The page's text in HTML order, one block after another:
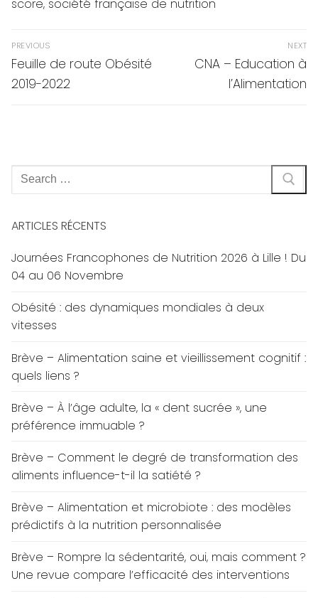
score, société française de nutrition
Navigation
de
l’article
PREVIOUS
Previous
post:
Feuille de route Obésité
2019-2022
NEXT
Next
CNA – Education à
l’Alimentation
Rechercher
:
ARTICLES RÉCENTS
Journées Francophones de Nutrition 2026 à Lille ! Du
04 au 06 Novembre
Obésité : des dynamiques mondiales à deux
vitesses
Brève – Alimentation saine et vieillissement cognitif :
quels liens ?
Brève – À l’âge adulte, la « dent sucrée », une
préférence immuable ?
Brève – Comment le degré de transformation des
aliments influence-t-il la satiété ?
Brève – Alimentation et microbiote : des modèles
prédictifs à la nutrition personnalisée
Brève – Rompre la sédentarité, oui, mais comment ?
Une revue compare l’efficacité des interventions